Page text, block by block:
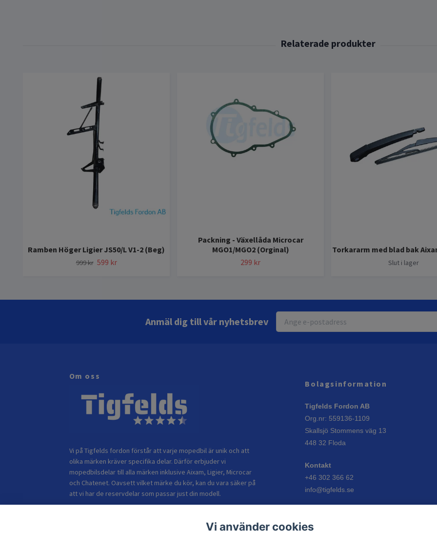
Ramben Höger Ligier JS50/L V1-2 (Beg)
999 kr 599 kr
Packning - Växellåda Microcar
MGO1/MGO2 (Orginal)
299 kr
Torkararm med blad bak
Slut i lager
Anmäl dig till vår nyhetsbrev
Om oss
Vi på Tigfelds fordon förstår att varje mopedbil är unik och att
olika märken kräver specifika delar. Därför erbjuder vi
mopedbilsdelar till alla märken inklusive Aixam, Ligier, Microcar
och Chatenet. Oavsett vilket märke du kör, kan du vara säker på
att vi har de reservdelar som passar just din modell.
Bolagsinformation
Tigfelds Fordon AB
Org.nr: 559136-1109
Skallsjö Stommens väg 13
448 32 Floda
Kontakt
+46 302 366 62
info@tigfelds.se
Vardagar: 08:00–17:00
Vi använder cookies